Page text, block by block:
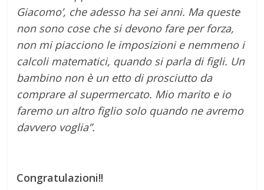
Giacomo’, che adesso ha sei anni. Ma queste
non sono cose che si devono fare per forza,
non mi piacciono le imposizioni e nemmeno i
calcoli matematici, quando si parla di figli. Un
bambino non è un etto di prosciutto da
comprare al supermercato. Mio marito e io
faremo un altro figlio solo quando ne avremo
davvero voglia”.
Congratulazioni!!